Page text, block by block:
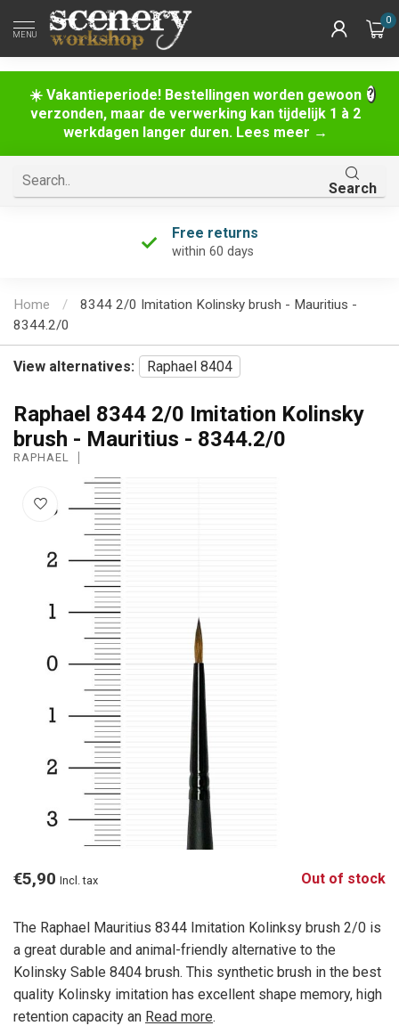
☀️ Vakantieperiode! Bestellingen worden gewoon
verzonden, maar de verwerking kan tijdelijk 1 à 2
werkdagen langer duren. Lees meer →
MENU
0
Search
Free returns
within 60 days
Home /
8344 2/0 Imitation Kolinsky brush - Mauritius -
8344.2/0
View alternatives: Raphael 8404
Raphael 8344 2/0 Imitation Kolinsky
brush - Mauritius - 8344.2/0
RAPHAEL
€5,90 Incl. tax Out of stock
The Raphael Mauritius 8344 Imitation Kolinksy brush 2/0 is
a great durable and animal-friendly alternative to the
Kolinsky Sable 8404 brush. This synthetic brush in the best
quality Kolinsky imitation has excellent shape memory, high
retention capacity an Read more.